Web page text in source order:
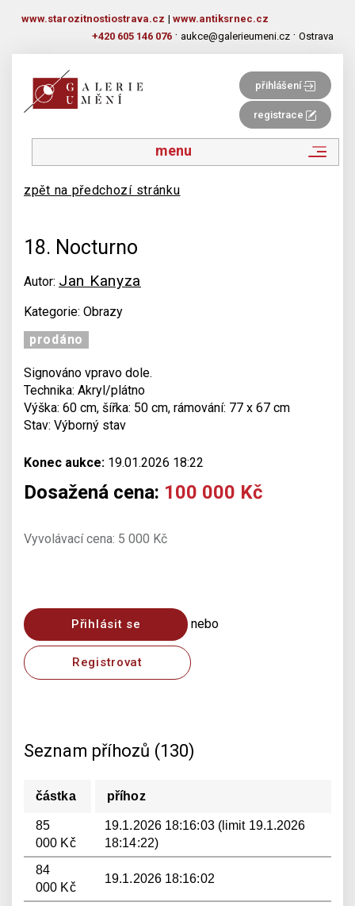
www.starozitnostiostrava.cz | www.antiksrnec.cz
+420 605 146 076 · aukce@galerieumeni.cz · Ostrava
přihlášení
registrace
menu
zpět na předchozí stránku
18. Nocturno
Autor: Jan Kanyza
Kategorie: Obrazy
prodáno
Signováno vpravo dole.
Technika: Akryl/plátno
Výška: 60 cm, šířka: 50 cm, rámování: 77 x 67 cm
Stav: Výborný stav
Konec aukce: 19.01.2026 18:22
Dosažená cena: 100 000 Kč
Vyvolávací cena: 5 000 Kč
Přihlásit se nebo
Registrovat
Seznam příhozů (130)
částka příhoz
85
000 Kč
19.1.2026 18:16:03 (limit 19.1.2026
18:14:22)
84
000 Kč
19.1.2026 18:16:02